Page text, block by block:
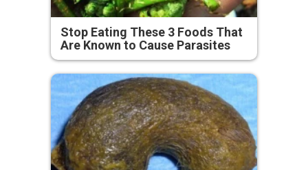
Stop Eating These 3 Foods That
Are Known to Cause Parasites